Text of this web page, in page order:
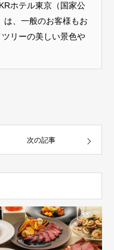
ホテル東京（国家公
は、一般のお客様もお
リーの美しい景色や
次の記事